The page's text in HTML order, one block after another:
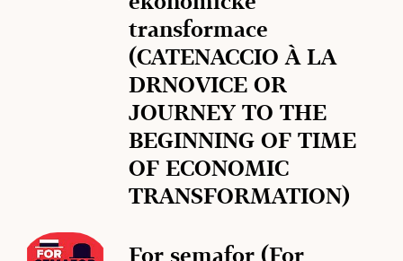
transformace
(CATENACCIO À LA
DRNOVICE OR
JOURNEY TO THE
BEGINNING OF TIME
OF ECONOMIC
TRANSFORMATION)
For semafor (For